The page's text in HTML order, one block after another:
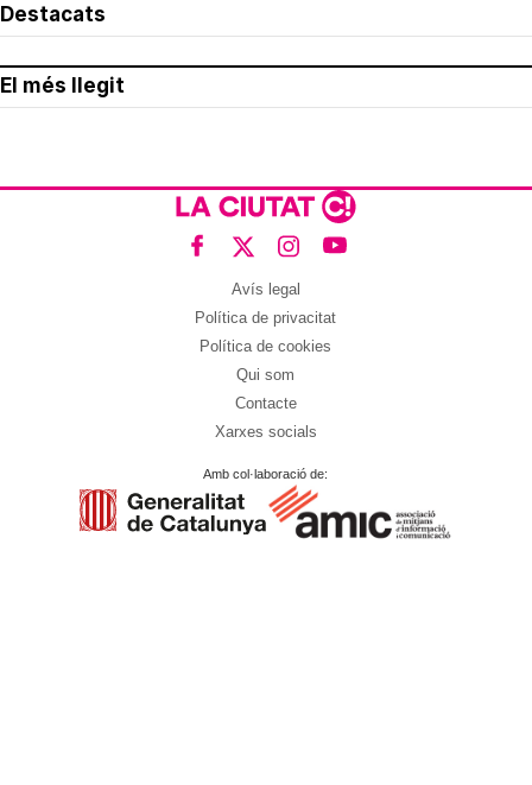
Destacats
El més llegit
Avís legal
Política de privacitat
Política de cookies
Qui som
Contacte
Xarxes socials
Amb col·laboració de: